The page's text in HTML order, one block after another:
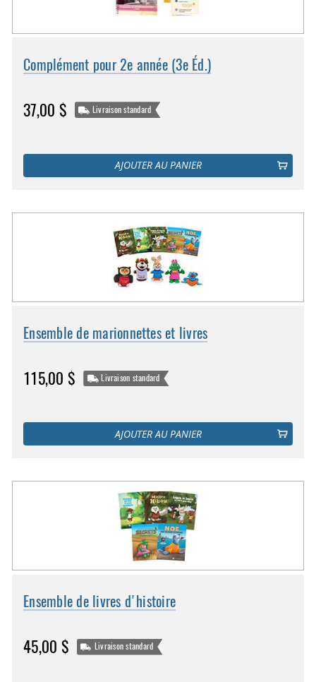
Complément pour 2e année (3e Éd.)
37,00 $ Livraison standard
AJOUTER AU PANIER
Ensemble de marionnettes et livres
115,00 $ Livraison standard
AJOUTER AU PANIER
Ensemble de livres d'histoire
45,00 $ Livraison standard